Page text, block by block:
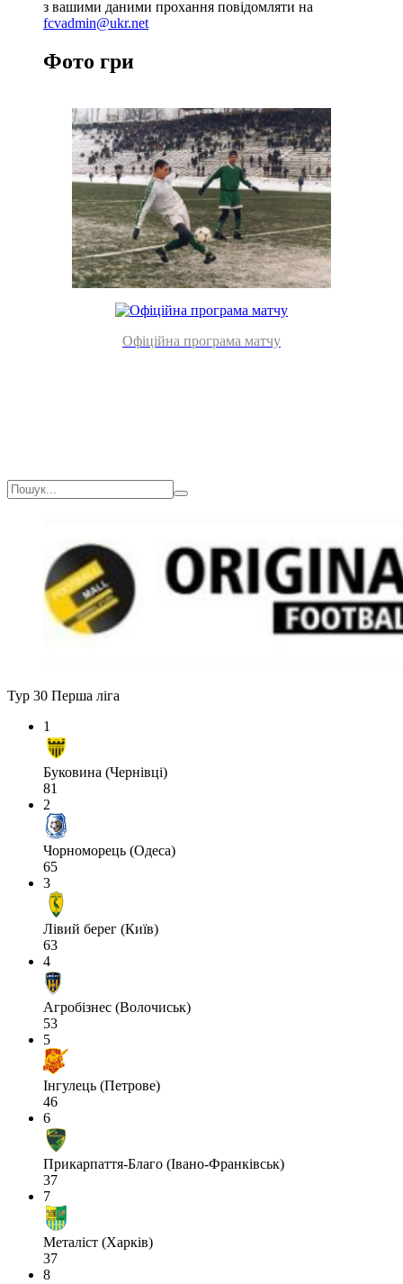
з вашими даними прохання повідомляти на
fcvadmin@ukr.net
Фото гри
Офіційна програма матчу
Тур 30 Перша ліга
1
Буковина (Чернівці)
81
2
Чорноморець (Одеса)
65
3
Лівий берег (Київ)
63
4
Агробізнес (Волочиськ)
53
5
Інгулець (Петрове)
46
6
Прикарпаття-Благо (Івано-Франківськ)
37
7
Металіст (Харків)
37
8